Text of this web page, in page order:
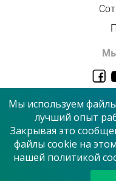
Мы
© 2026
Мы используем
лучший опыт
Закрывая это
файлы cookie на
нашей политикой